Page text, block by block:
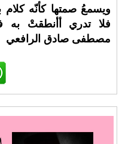
ويسمعُ صمتها كأنّه كلام
فلا تدري أأنطقتْ به
مصطفى صادق الرافعي